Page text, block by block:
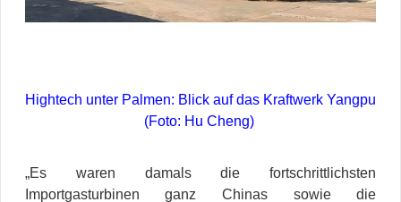
Hightech unter Palmen: Blick auf das Kraftwerk Yangpu
(Foto: Hu Cheng)
„Es waren damals die fortschrittlichsten
Importgasturbinen ganz Chinas sowie die